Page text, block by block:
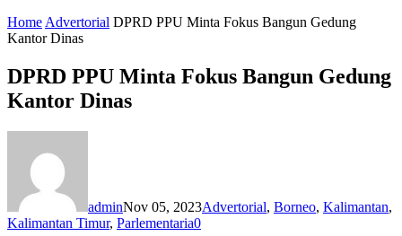
Home Advertorial DPRD PPU Minta Fokus Bangun Gedung
Kantor Dinas
DPRD PPU Minta Fokus Bangun Gedung
Kantor Dinas
adminNov 05, 2023Advertorial, Borneo, Kalimantan,
Kalimantan Timur, Parlementaria0